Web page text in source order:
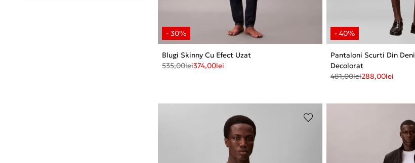
Blugi Skinny Cu Efect Uzat
535,00lei374,00lei
Pantaloni Scurti Din
Decolorat
481,00lei288,00lei